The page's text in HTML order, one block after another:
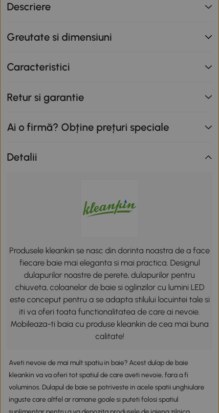
valabilă până la data de 12.08.2026.
Descriere
Greutate si dimensiuni
Caracteristici
Retur si garantie
Ai o firmă? Obține prețuri speciale
Detalii
Produsele kleankin se nasc din dorinta noastra de a face
fiecare baie mai eleganta si mai practica. Designul
dulapurilor noastre de perete, dulapurilor pentru
chiuveta, coloanelor de baie si oglinzilor cu lumini LED
este conceput pentru a se adapta stilului locuintei tale si
iti va oferi toata functionalitatea de care ai nevoie.
Mobileaza-ti baia cu produse kleankin de cea mai buna
calitate!
Aveti nevoie de mai mult spatiu in baie? Acest dulap de baie
kleankin va va oferi tot spatiul de care aveti nevoie, fara a fi
voluminos. Dulapul de baie se potriveste in acele spatii unghiulare
inguste care altfel ar ramane goale si puteti folosi spatiul